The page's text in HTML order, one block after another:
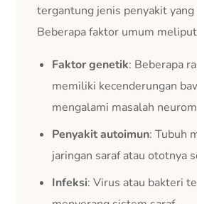
tergantung jenis penyakit yang
Beberapa faktor umum
Faktor genetik: Beberapa
memiliki kecenderungan
mengalami masalah
Penyakit autoimun: Tubuh
jaringan saraf atau ototnya
Infeksi: Virus atau bakteri